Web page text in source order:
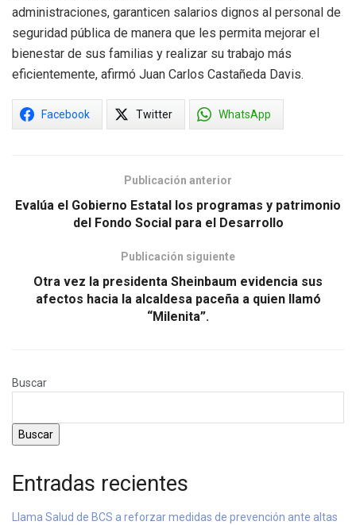
administraciones, garanticen salarios dignos al personal de
seguridad pública de manera que les permita mejorar el
bienestar de sus familias y realizar su trabajo más
eficientemente, afirmó Juan Carlos Castañeda Davis.
Facebook Twitter WhatsApp
Publicación anterior
Evalúa el Gobierno Estatal los programas y patrimonio
del Fondo Social para el Desarrollo
Publicación siguiente
Otra vez la presidenta Sheinbaum evidencia sus
afectos hacia la alcaldesa paceña a quien llamó
“Milenita”.
Buscar
Buscar
Entradas recientes
Llama Salud de BCS a reforzar medidas de prevención ante altas